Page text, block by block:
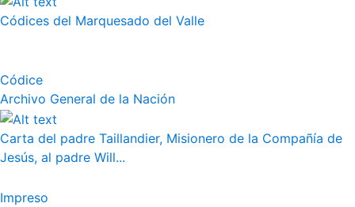
Códices del Marquesado del Valle
Códice
Archivo General de la Nación
Carta del padre Taillandier, Misionero de la Compañía de
Jesús, al padre Will...
Impreso